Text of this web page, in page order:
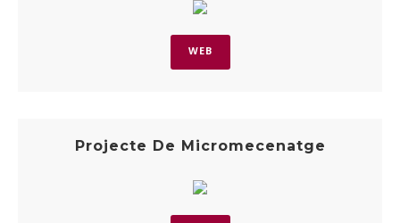
WEB
Projecte De Micromecenatge